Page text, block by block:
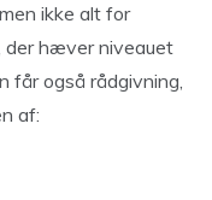
ikke alt for
der hæver niveauet
får også rådgivning,
af: